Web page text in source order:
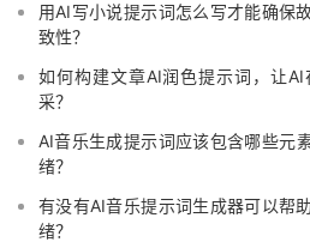
用AI写小说提示词怎么写才能确保
致性？
如何构建文章AI润色提示词，让
采？
AI音乐生成提示词应该包含哪些元
绪？
有没有AI音乐提示词生成器可以帮
绪？